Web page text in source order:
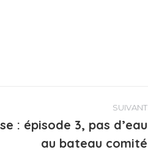
SUIVANT
: épisode 3, pas d’eau
au bateau comité